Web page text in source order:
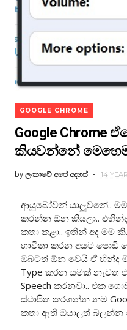
GOOGLE CHROME
Google Chrome
කියවන්නේ
byලංකාවේ අපේ අදහස් 14
ආයුබෝවන් යාලුවනේ..
කරන්න ඕන කියලා..
කතා කළා.. ඉතින් අද මම
භාවිතා කරන අයට පොඩි
ඔබටත් ඕන වෙයි ඒ හින්ද
Type කරන යමක් නැවත
Speech කරනවා.. එක
ස්ථාපිත කරගන්න නම
කතා ඇති ඔයාලත් බලන්න